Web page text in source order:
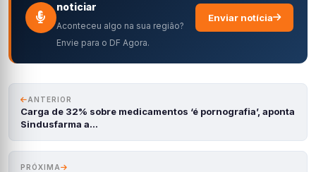
noticiar
Aconteceu algo na sua região?
Envie para o DF Agora.
Enviar notícia
ANTERIOR
Carga de 32% sobre medicamentos ‘é pornografia’, aponta
Sindusfarma a…
PRÓXIMA